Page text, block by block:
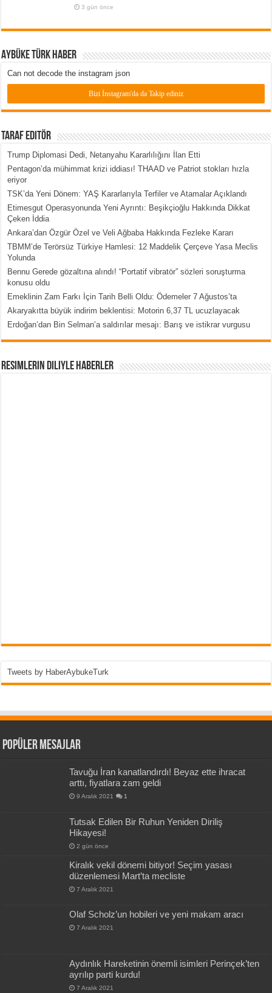
3 gün önce
Aybüke Türk Haber
Can not decode the instagram json
Bizi İnstagram'da da Takip ediniz
Taraf Editör
Trump Diplomasi Dedi, Netanyahu Kararlılığını İlan Etti
Pentagon’da mühimmat krizi iddiası! THAAD ve Patriot stokları hızla
eriyor
TSK’da Yeni Dönem: YAŞ Kararlarıyla Terfiler ve Atamalar Açıklandı
Etimesgut Operasyonunda Yeni Ayrıntı: Beşikçioğlu Hakkında Dikkat
Çeken İddia
Ankara’dan Özgür Özel ve Veli Ağbaba Hakkında Fezleke Kararı
TBMM’de Terörsüz Türkiye Hamlesi: 12 Maddelik Çerçeve Yasa Meclis
Yolunda
Bennu Gerede gözaltına alındı! “Portatif vibratör” sözleri soruşturma
konusu oldu
Emeklinin Zam Farkı İçin Tarih Belli Oldu: Ödemeler 7 Ağustos’ta
Akaryakıtta büyük indirim beklentisi: Motorin 6,37 TL ucuzlayacak
Erdoğan’dan Bin Selman’a saldırılar mesajı: Barış ve istikrar vurgusu
Resimlerin Diliyle Haberler
Tweets by HaberAybukeTurk
Popüler Mesajlar
Tavuğu İran kanatlandırdı! Beyaz ette ihracat
arttı, fiyatlara zam geldi
9 Aralık 2021 1
Tutsak Edilen Bir Ruhun Yeniden Diriliş
Hikayesi!
2 gün önce
Kiralık vekil dönemi bitiyor! Seçim yasası
düzenlemesi Mart’ta mecliste
7 Aralık 2021
Olaf Scholz’un hobileri ve yeni makam aracı
7 Aralık 2021
Aydınlık Hareketinin önemli isimleri Perinçek’ten
ayrılıp parti kurdu!
7 Aralık 2021